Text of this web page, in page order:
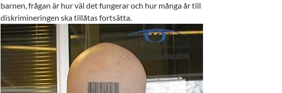
barnen, frågan är hur väl det fungerar och hur många år till
diskrimineringen ska tillåtas fortsätta.